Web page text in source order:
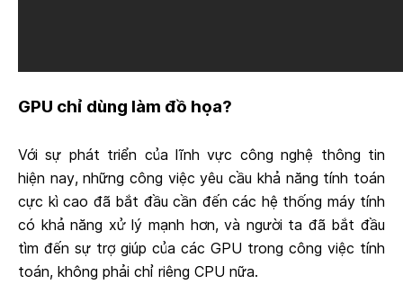
GPU chỉ dùng làm đồ họa?
Với sự phát triển của lĩnh vực công nghệ thông tin
hiện nay, những công việc yêu cầu khả năng tính toán
cực kì cao đã bắt đầu cần đến các hệ thống máy tính
có khả năng xử lý mạnh hơn, và người ta đã bắt đầu
tìm đến sự trợ giúp của các GPU trong công việc tính
toán, không phải chỉ riêng CPU nữa.